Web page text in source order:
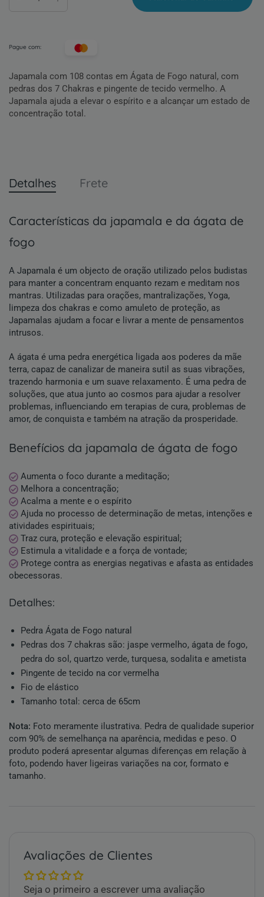
Pague com:
Japamala com 108 contas em Ágata de Fogo natural, com
pedras dos 7 Chakras e pingente de tecido vermelho. A
Japamala ajuda a elevar o espírito e a alcançar um estado de
concentração total.
Detalhes Frete
características da japamala e da ágata de
fogo
A Japamala é um objecto de oração utilizado pelos budistas
para manter a concentram enquanto rezam e meditam nos
mantras. Utilizadas para orações, mantralizações, Yoga,
limpeza dos chakras e como amuleto de proteção, as
Japamalas ajudam a focar e livrar a mente de pensamentos
intrusos.
A ágata é uma pedra energética ligada aos poderes da mãe
terra, capaz de canalizar de maneira sutil as suas vibrações,
trazendo harmonia e um suave relaxamento. É uma pedra de
soluções, que atua junto ao cosmos para ajudar a resolver
problemas, influenciando em terapias de cura, problemas de
amor, de conquista e também na atração da prosperidade.
benefícios da japamala de ágata de fogo
Aumenta o foco durante a meditação;
Melhora a concentração;
Acalma a mente e o espírito
Ajuda no processo de determinação de metas, intenções e
atividades espirituais;
Traz cura, proteção e elevação espiritual;
Estimula a vitalidade e a força de vontade;
Protege contra as energias negativas e afasta as entidades
obecessoras.
detalhes:
Pedra Ágata de Fogo natural
Pedras dos 7 chakras são: jaspe vermelho, ágata de fogo,
pedra do sol, quartzo verde, turquesa, sodalita e ametista
Pingente de tecido na cor vermelha
Fio de elástico
Tamanho total: cerca de 65cm
Nota: Foto meramente ilustrativa. Pedra de qualidade superior
com 90% de semelhança na aparência, medidas e peso. O
produto poderá apresentar algumas diferenças em relação à
foto, podendo haver ligeiras variações na cor, formato e
tamanho.
Avaliações de Clientes
Seja o primeiro a escrever uma avaliação